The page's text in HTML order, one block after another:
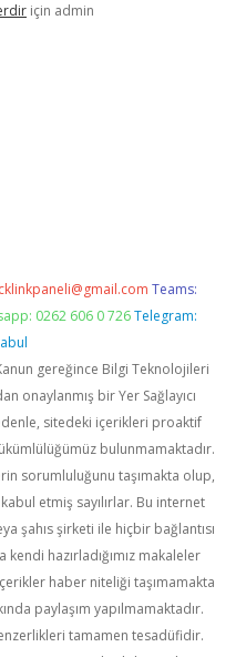
için admin
Teams:
0262 606 0 726 Telegram:
gereğince Bilgi Teknolojileri
onaylanmış bir Yer Sağlayıcı
sitedeki içerikleri proaktif
bulunmamaktadır.
sorumluluğunu taşımakta olup,
etmiş sayılırlar. Bu internet
şahıs şirketi ile hiçbir bağlantısı
hazırladığımız makaleler
haber niteliği taşımamakta
paylaşım yapılmamaktadır.
tamamen tesadüfidir.